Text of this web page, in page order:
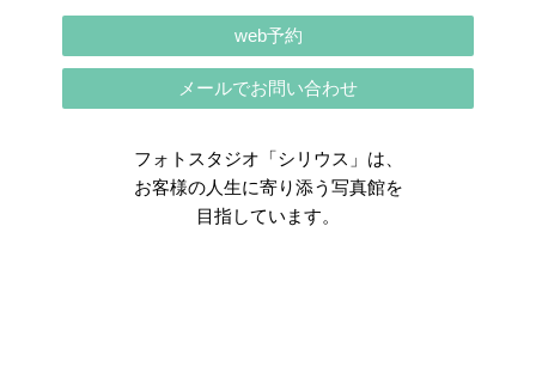
web予約
メールでお問い合わせ
フォトスタジオ「シリウス」は、
お客様の人生に寄り添う写真館を
目指しています。